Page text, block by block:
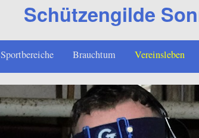
Schützengilde
Sportbereiche Brauchtum Vereinsleben